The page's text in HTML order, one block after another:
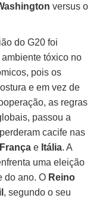
versus o
do G20 foi
tóxico no
pois os
e em vez de
as regras
passou a
cacife nas
França e Itália. A
uma eleição
do ano. O Reino
, segundo o seu